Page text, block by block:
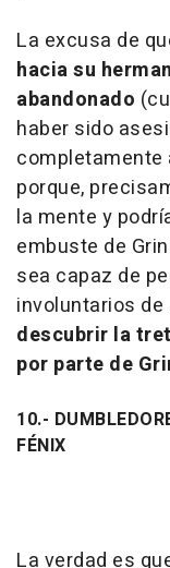
La excusa de
hacia su
abandonado
haber sido
completamente
porque,
la mente y
embuste de
sea capaz de
involuntarios
descubrir la
por parte de
10.-
FÉNIX
La verdad es